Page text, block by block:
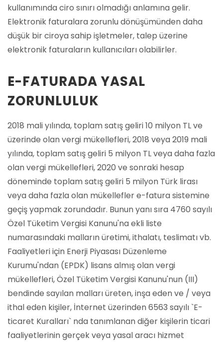
kullanımında ciro sınırı olmadığı anlamına gelir.
Elektronik faturalara zorunlu dönüşümünden daha
düşük bir ciroya sahip işletmeler, talep üzerine
elektronik faturaların kullanıcıları olabilirler.
E-FATURADA YASAL
ZORUNLULUK
2018 mali yılında, toplam satış geliri 10 milyon TL ve
üzerinde olan vergi mükellefleri, 2018 veya 2019 mali
yılında, toplam satış geliri 5 milyon TL veya daha fazla
olan vergi mükellefleri, 2020 ve sonraki hesap
döneminde toplam satış geliri 5 milyon Türk lirası
veya daha fazla olan mükellefler e-fatura sistemine
geçiş yapmak zorundadır. Bunun yanı sıra 4760 sayılı
Özel Tüketim Vergisi Kanunu'na ekli liste
numarasındaki malların üretimi, ithalatı, teslimatı vb.
Faaliyetleri için Enerji Piyasası Düzenleme
Kurumu'ndan (EPDK) lisans almış olan vergi
mükellefleri, Özel Tüketim Vergisi Kanunu'nun (III)
bendinde sayılan malları üreten, inşa eden ve / veya
ithal eden kişiler, İnternet üzerinden 6563 sayılı `E-
ticaret Kuralları` nda tanımlanan diğer kişilerin ticari
faaliyetlerinin gerçek veya yasal aracı hizmet